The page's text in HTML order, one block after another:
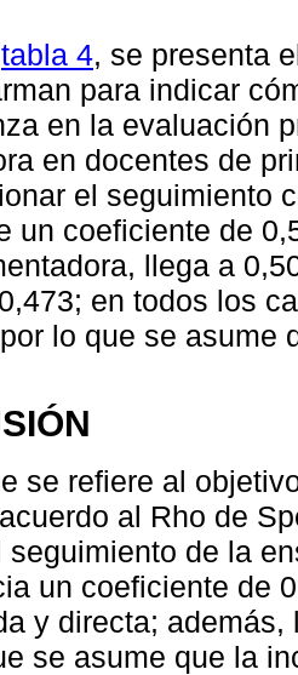
tabla 4, se presenta
para indicar
en la evaluación
en docentes de
el seguimiento
un coeficiente de
llega a
en todos los
lo que se asume
se refiere al
al Rho de
seguimiento de la
un coeficiente de
y directa;
se asume que la